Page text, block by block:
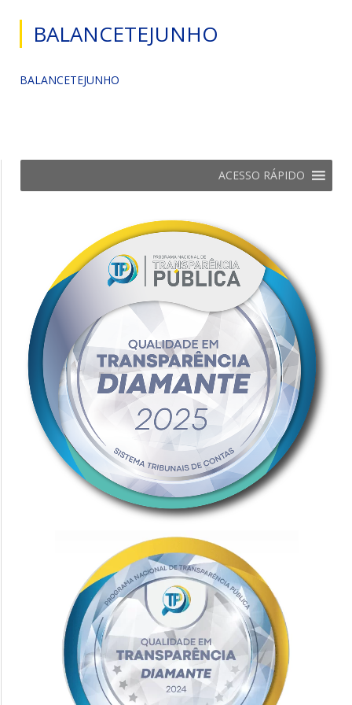
BALANCETEJUNHO
BALANCETEJUNHO
ACESSO RÁPIDO